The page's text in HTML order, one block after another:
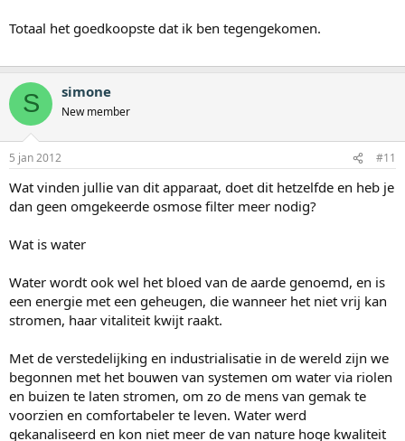
Totaal het goedkoopste dat ik ben tegengekomen.
S simone
New member
5 jan 2012 #11
Wat vinden jullie van dit apparaat, doet dit hetzelfde en heb je
dan geen omgekeerde osmose filter meer nodig?
Wat is water
Water wordt ook wel het bloed van de aarde genoemd, en is
een energie met een geheugen, die wanneer het niet vrij kan
stromen, haar vitaliteit kwijt raakt.
Met de verstedelijking en industrialisatie in de wereld zijn we
begonnen met het bouwen van systemen om water via riolen
en buizen te laten stromen, om zo de mens van gemak te
voorzien en comfortabeler te leven. Water werd
gekanaliseerd en kon niet meer de van nature hoge kwaliteit